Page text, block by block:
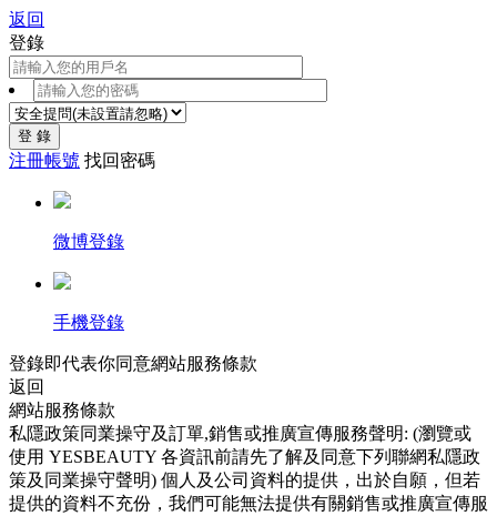
返回
登錄
登 錄
注冊帳號 找回密碼
微博登錄
手機登錄
登錄即代表你同意網站服務條款
返回
網站服務條款
私隱政策同業操守及訂單,銷售或推廣宣傳服務聲明: (瀏覽或
使用 YESBEAUTY 各資訊前請先了解及同意下列聯網私隱政
策及同業操守聲明) 個人及公司資料的提供，出於自願，但若
提供的資料不充份，我們可能無法提供有關銷售或推廣宣傳服